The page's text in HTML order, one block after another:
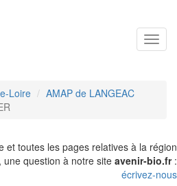
Loire
AMAP de LANGEAC
et toutes les pages relatives à la région
question à notre site avenir-bio.fr:
écrivez-nous